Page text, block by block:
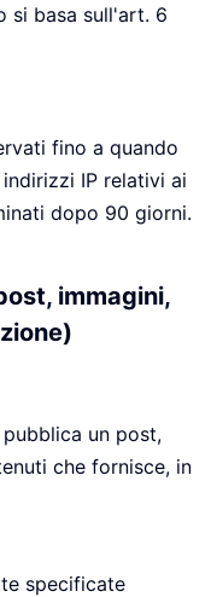
si basa sull'art. 6
fino a quando
IP relativi ai
dopo 90 giorni.
immagini,
un post,
che fornisce, in
specificate